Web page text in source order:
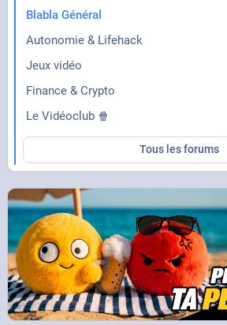
Blabla Général
Autonomie & Lifehack
Jeux vidéo
Finance & Crypto
Le Vidéoclub 🍿
Tous les forums